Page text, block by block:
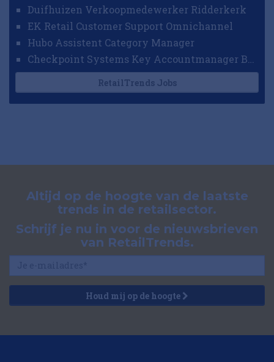
Duifhuizen Verkoopmedewerker Ridderkerk
EK Retail Customer Support Omnichannel
Hubo Assistent Category Manager
RetailTrends Jobs
Altijd op de hoogte van de laatste
trends in de retailsector.
Schrijf je nu in voor de nieuwsbrieven
van RetailTrends.
Houd mij op de hoogte